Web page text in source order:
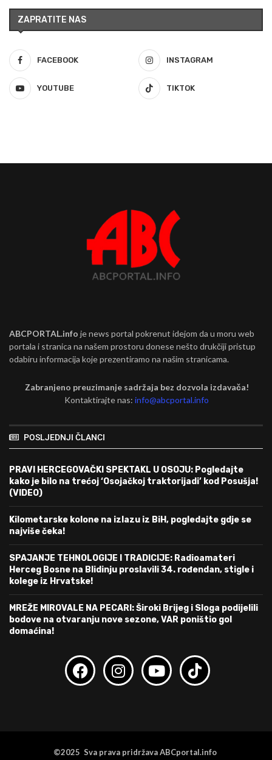
ZAPRATITE NAS
FACEBOOK INSTAGRAM
YOUTUBE TIKTOK
ABCPORTAL.info je news portal pokrenut idejom da u moru web
portala i stranica na našem prostoru donese nešto drukčiji pristup
odabiru informacija koje prezentiramo na našim stranicama.
Zabranjeno preuzimanje sadržaja bez dozvola izdavača!
Kontaktirajte nas:info@abcportal.info
POSLJEDNJI ČLANCI
PRAVI HERCEGOVAČKI SPEKTAKL U OSOJU: Pogledajte
kako je bilo na trećoj ‘Osojačkoj traktorijadi’ kod Posušja!
(VIDEO)
Kilometarske kolone na izlazu iz BiH, pogledajte gdje se
najviše čeka!
SPAJANJE TEHNOLOGIJE I TRADICIJE: Radioamateri
Herceg Bosne na Blidinju proslavili 34. rođendan, stigle i
kolege iz Hrvatske!
MREŽE MIROVALE NA PECARI: Široki Brijeg i Sloga podijelili
bodove na otvaranju nove sezone, VAR poništio gol
domaćina!
©2025 Sva prava pridržava ABCportal.info